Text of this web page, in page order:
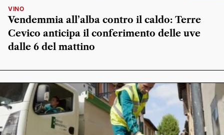
VINO
Vendemmia all’alba contro il caldo: Terre
Cevico anticipa il conferimento delle uve
dalle 6 del mattino